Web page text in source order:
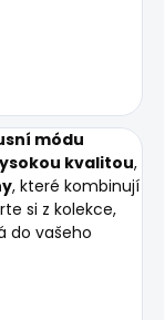
módu
kvalitou,
, které kombinují
si z kolekce,
do vašeho